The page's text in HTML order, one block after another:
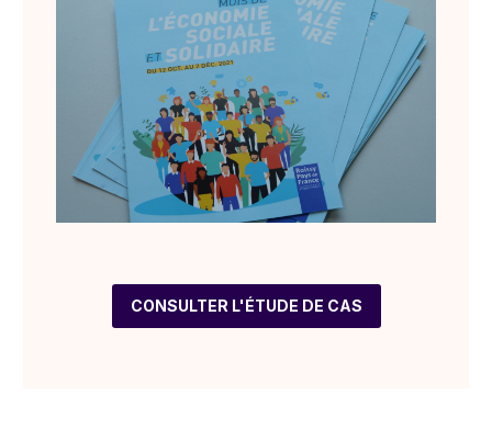
CONSULTER L'ÉTUDE DE CAS